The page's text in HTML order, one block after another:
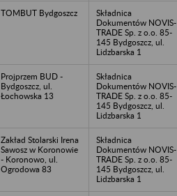
TOMBUT Bydgoszcz
Składnica
Dokumentów NOVIS-
TRADE Sp. z o.o. 85-
145 Bydgoszcz, ul.
Lidzbarska 1
Projprzem BUD -
Bydgoszcz, ul.
Łochowska 13
Składnica
Dokumentów NOVIS-
TRADE Sp. z o.o. 85-
145 Bydgoszcz, ul.
Lidzbarska 1
Zakład Stolarski Irena
Sawosz w Koronowie
- Koronowo, ul.
Ogrodowa 83
Składnica
Dokumentów NOVIS-
TRADE Sp. z o.o. 85-
145 Bydgoszcz, ul.
Lidzbarska 1